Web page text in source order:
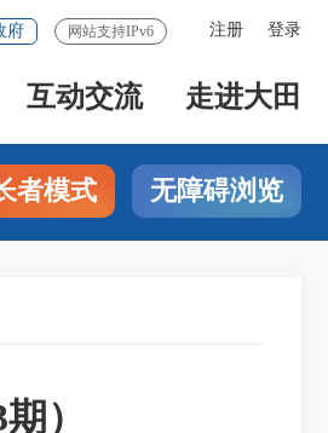
注册 登录
府 网站支持IPv6
互动交流 走进大田
者模式 无障碍浏览
）